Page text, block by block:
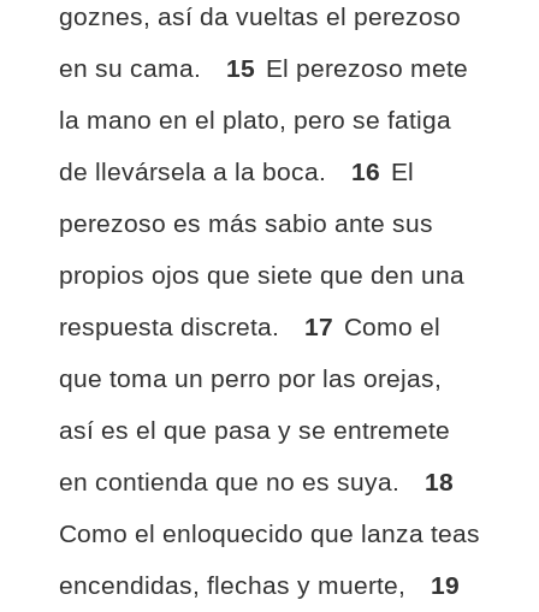
goznes, así da vueltas el perezoso
en su cama.
15 El perezoso mete
la mano en el plato, pero se fatiga
de llevársela a la boca.
16 El
perezoso es más sabio ante sus
propios ojos que siete que den una
respuesta discreta.
17 Como el
que toma un perro por las orejas,
así es el que pasa y se entremete
en contienda que no es suya.
18
Como el enloquecido que lanza teas
encendidas, flechas y muerte,
19